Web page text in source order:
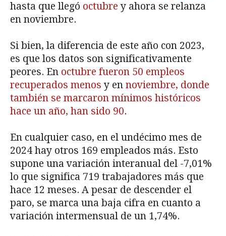
hasta que llegó octubrey ahora se relanza
en noviembre.
Si bien, la diferencia de este año con 2023,
es que los datos son significativamente
peores. En octubre fueron 50 empleos
recuperados menos y en noviembre, donde
también se marcaron mínimos históricos
hace un año, han sido 90.
En cualquier caso, en el undécimo mes de
2024 hay otros 169 empleados más. Esto
supone una variación interanual del -7,01%
lo que significa 719 trabajadores más que
hace 12 meses. A pesar de descender el
paro, se marca una baja cifra en cuanto a
variación intermensual de un 1,74%.